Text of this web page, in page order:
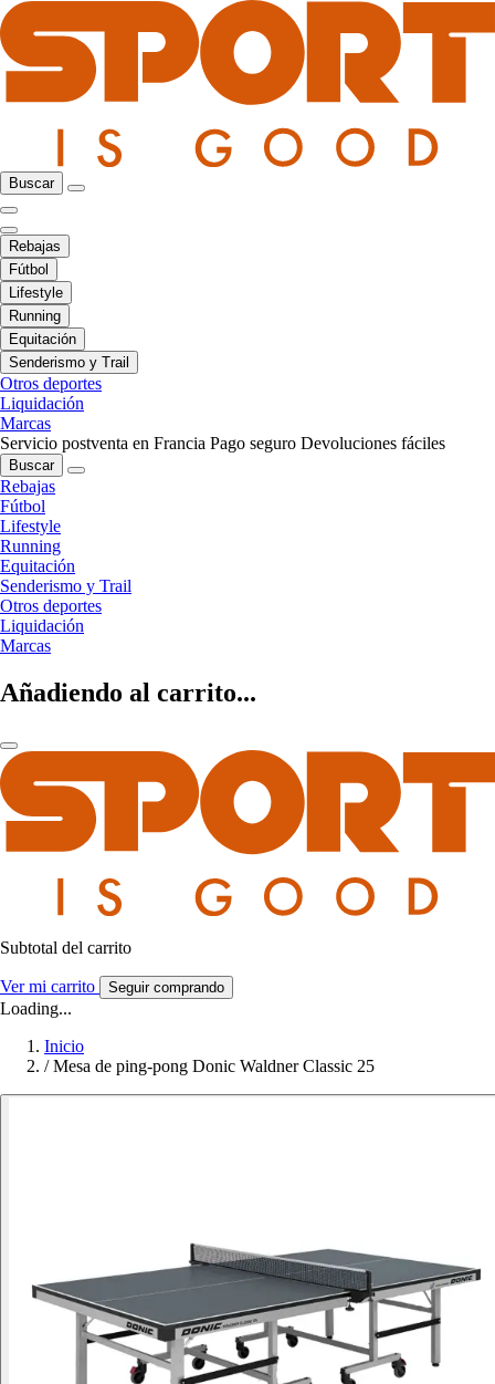
Buscar
Rebajas
Fútbol
Lifestyle
Running
Equitación
Senderismo y Trail
Otros deportes
Liquidación
Marcas
Servicio postventa en Francia Pago seguro Devoluciones fáciles
Buscar
Rebajas
Fútbol
Lifestyle
Running
Equitación
Senderismo y Trail
Otros deportes
Liquidación
Marcas
Añadiendo al carrito...
Subtotal del carrito
Ver mi carrito Seguir comprando
Loading...
Inicio
/ Mesa de ping-pong Donic Waldner Classic 25